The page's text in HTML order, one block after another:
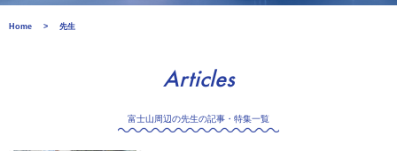
Home 先生
Articles
富士山周辺の先生の記事・特集一覧